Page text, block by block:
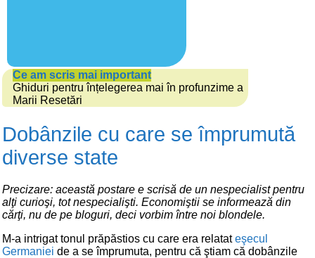
Ce am scris mai important
Ghiduri pentru înțelegerea mai în profunzime a
Marii Resetări
Dobânzile cu care se împrumută
diverse state
Precizare: această postare e scrisă de un nespecialist pentru
alţi curioşi, tot nespecialişti. Economiştii se informează din
cărţi, nu de pe bloguri, deci vorbim între noi blondele.
M-a intrigat tonul prăpăstios cu care era relatateşecul
Germaniei de a se împrumuta, pentru că ştiam că dobânzile